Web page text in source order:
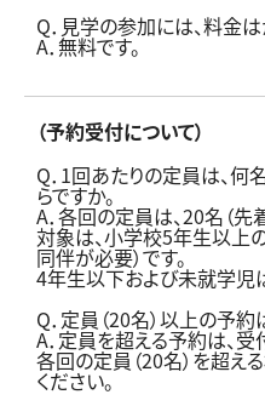
Q．見学の参加には、料金は
A．無料です。
（予約受付について）
Q．1回あたりの定員は、
らですか。
A．各回の定員は、20名（先
対象は、小学校5年生以上
同伴が必要）です。
4年生以下および未就学児
Q．定員（20名）以上の予
A．定員を超える予約は、受
各回の定員（20名）を超え
ください。